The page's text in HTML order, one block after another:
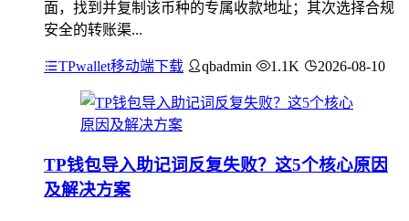
面，找到并复制该币种的专属收款地址；其次选择合规
安全的转账渠...
TPwallet移动端下载 qbadmin 1.1K 2026-08-10
TP钱包导入助记词反复失败？这5个核心原因
及解决方案